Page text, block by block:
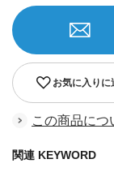
お気に入りに
この商品につ
関連 KEYWORD